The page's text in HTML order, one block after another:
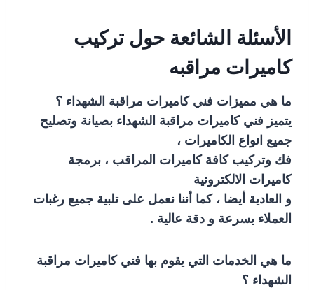
الأسئلة الشائعة حول تركيب
كاميرات مراقبه
ما هي مميزات فني كاميرات مراقبة الشهداء ؟
يتميز فني كاميرات مراقبة الشهداء بصيانة وتصليح
جميع انواع الكاميرات ،
فك وتركيب كافة كاميرات المراقب ، برمجة
كاميرات الالكترونية
و العادية أيضا ، كما أننا نعمل على تلبية جميع رغبات
العملاء بسرعة و دقة عالية .
ما هي الخدمات التي يقوم بها فني كاميرات مراقبة
الشهداء ؟